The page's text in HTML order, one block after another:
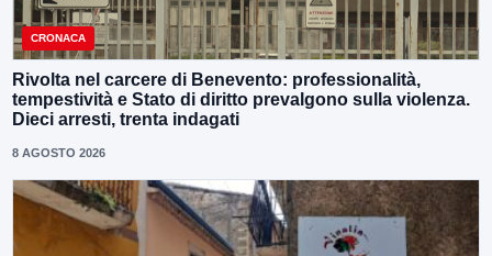
CRONACA
Rivolta nel carcere di Benevento: professionalità,
tempestività e Stato di diritto prevalgono sulla violenza.
Dieci arresti, trenta indagati
8 AGOSTO 2026